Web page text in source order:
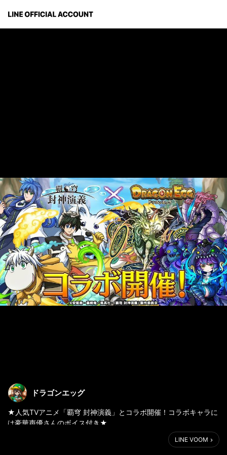
ドラゴンエッグ
★人気TVアニメ「覇穹 封神演義」とコラボ開催！コラボキャラに
は豪華声優さんのボイス付き★
コラボキャラと声優さんのご紹介！盛りだくさんのボイスは必聴
LINE VOOM